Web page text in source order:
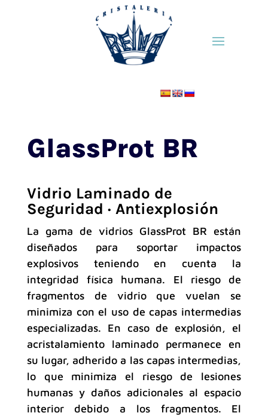
GlassProt BR
Vidrio Laminado de
Seguridad · Antiexplosión
La gama de vidrios GlassProt BR están
diseñados para soportar impactos
explosivos teniendo en cuenta la
integridad física humana. El riesgo de
fragmentos de vidrio que vuelan se
minimiza con el uso de capas intermedias
especializadas. En caso de explosión, el
acristalamiento laminado permanece en
su lugar, adherido a las capas intermedias,
lo que minimiza el riesgo de lesiones
humanas y daños adicionales al espacio
interior debido a los fragmentos. El